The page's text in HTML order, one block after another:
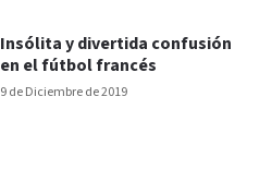
9 de Diciembre de 2019
Insólita y divertida confusión
en el fútbol francés